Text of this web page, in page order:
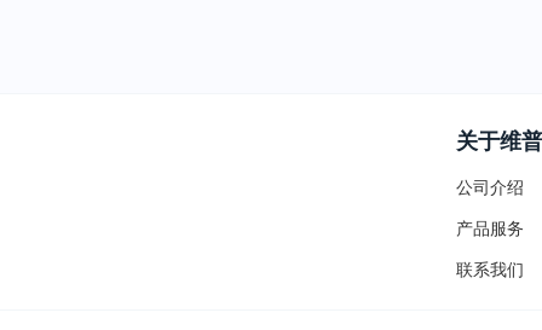
关于维普
公司介绍
产品服务
联系我们